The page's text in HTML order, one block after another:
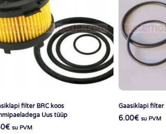
filter BRC koos
Uus tüüp
€ su PVM
Gaasiklapi filter
6.00€ su PVM